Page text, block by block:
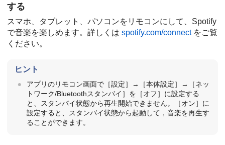
する
スマホ、タブレット、パソコンをリモコンにして、Spotify
で音楽を楽しめます。詳しくは spotify.com/connect をご覧
ください。
ヒント
アプリのリモコン画面で［設定］→［本体設定］→［ネッ
トワーク/Bluetoothスタンバイ ］を［オフ］に設定する
と、スタンバイ状態から再生開始できません。［オン］に
設定すると、スタンバイ状態から起動して，音楽を再生す
ることができます。